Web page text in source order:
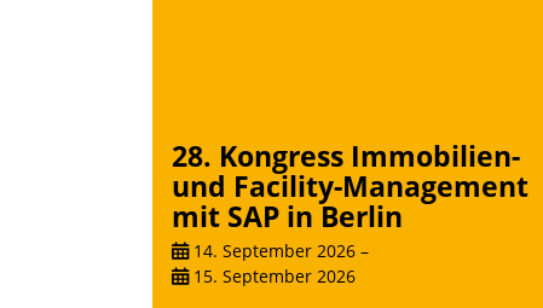
28. Kongress Immobilien-
und Facility-Management
mit SAP in Berlin
14. September 2026 –
15. September 2026